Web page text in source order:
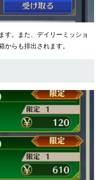
す。また、デイリーミッショ
からも排出されます。